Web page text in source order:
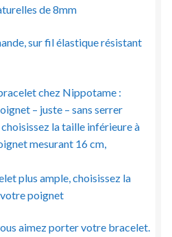
de 8mm
sur fil élastique résistant
chez Nippotame :
– juste – sans serrer
la taille inférieure à
mesurant 16 cm,
plus ample, choisissez la
poignet
aimez porter votre bracelet.